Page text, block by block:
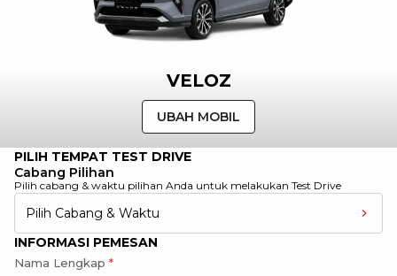
PILIH TEMPAT TEST DRIVE
Cabang Pilihan
Pilih cabang & waktu pilihan Anda untuk melakukan Test Drive
Pilih Cabang & Waktu
INFORMASI PEMESAN
Nama Lengkap *
VELOZ
UBAH MOBIL